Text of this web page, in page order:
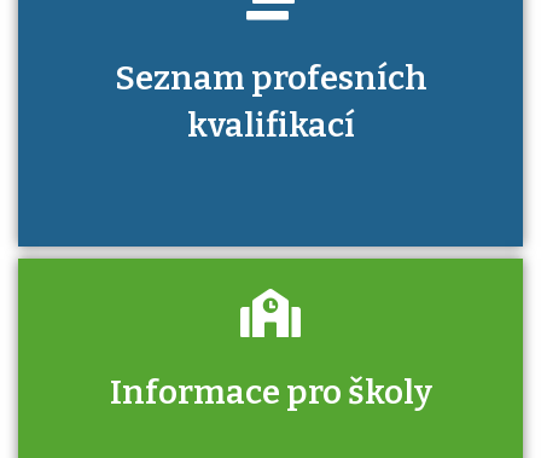
Seznam profesních
kvalifikací
Informace pro školy
Zjistěte, jak se přihlásit ke zkoušce a kde